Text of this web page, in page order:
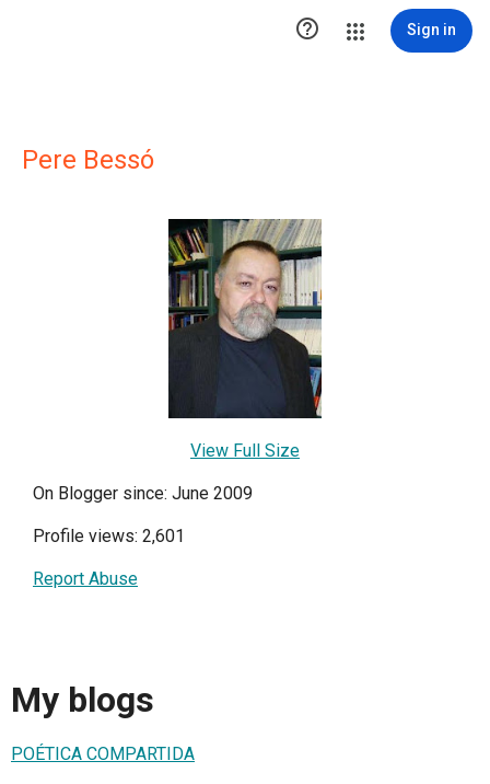
 Sign in
Pere Bessó
View Full Size
On Blogger since: June 2009
Profile views: 2,601
Report Abuse
My blogs
POÉTICA COMPARTIDA